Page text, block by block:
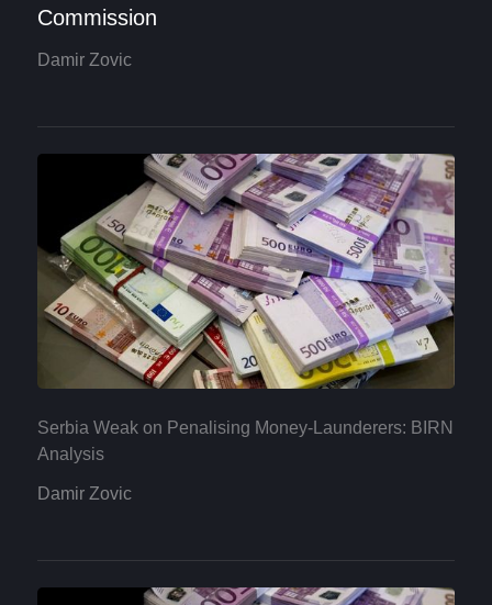
Commission
Damir Zovic
Serbia Weak on Penalising Money-Launderers: BIRN
Analysis
Damir Zovic